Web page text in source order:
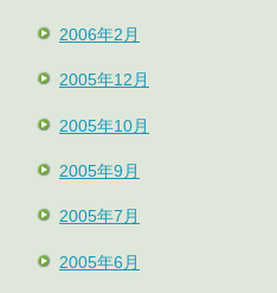
2006年2月
2005年12月
2005年10月
2005年9月
2005年7月
2005年6月